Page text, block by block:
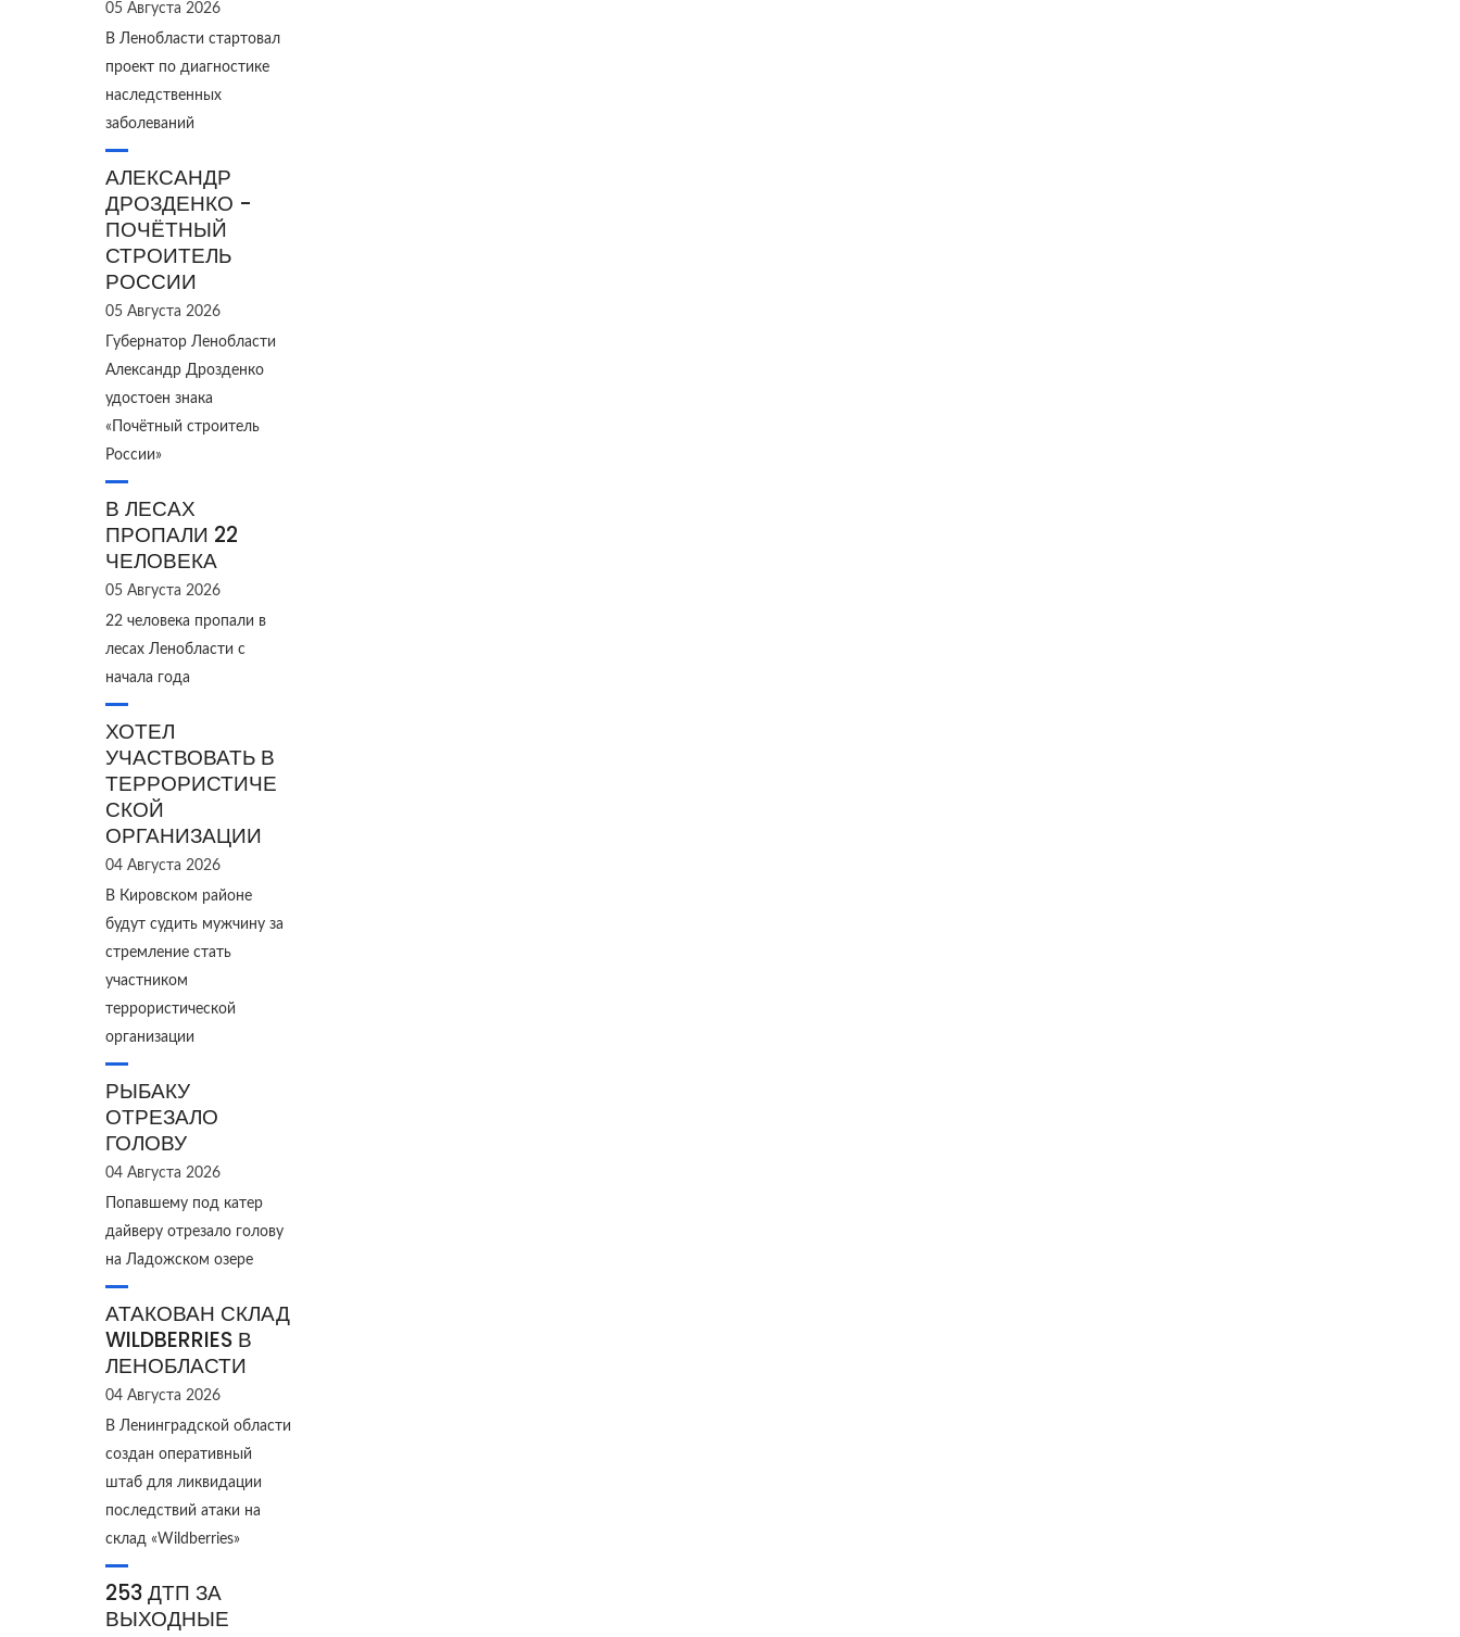
05 Августа 2026
В Ленобласти стартовал
проект по диагностике
наследственных
заболеваний
АЛЕКСАНДР
ДРОЗДЕНКО -
ПОЧЁТНЫЙ
СТРОИТЕЛЬ
РОССИИ
05 Августа 2026
Губернатор Ленобласти
Александр Дрозденко
удостоен знака
«Почётный строитель
России»
В ЛЕСАХ
ПРОПАЛИ 22
ЧЕЛОВЕКА
05 Августа 2026
22 человека пропали в
лесах Ленобласти с
начала года
ХОТЕЛ
УЧАСТВОВАТЬ В
ТЕРРОРИСТИЧЕ
СКОЙ
ОРГАНИЗАЦИИ
04 Августа 2026
В Кировском районе
будут судить мужчину за
стремление стать
участником
террористической
организации
РЫБАКУ
ОТРЕЗАЛО
ГОЛОВУ
04 Августа 2026
Попавшему под катер
дайверу отрезало голову
на Ладожском озере
АТАКОВАН СКЛАД
WILDBERRIES В
ЛЕНОБЛАСТИ
04 Августа 2026
В Ленинградской области
создан оперативный
штаб для ликвидации
последствий атаки на
склад «Wildberries»
253 ДТП ЗА
ВЫХОДНЫЕ